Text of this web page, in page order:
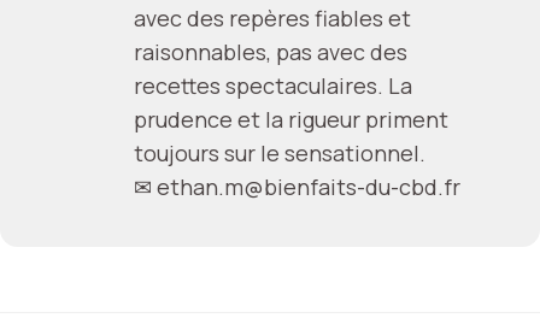
avec des repères fiables et
raisonnables, pas avec des
recettes spectaculaires. La
prudence et la rigueur priment
toujours sur le sensationnel.
✉ ethan.m@bienfaits-du-cbd.fr